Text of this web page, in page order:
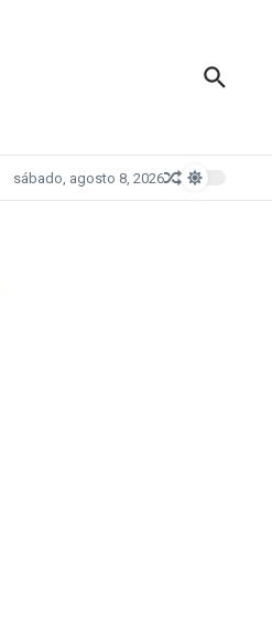
sábado, agosto 8, 2026